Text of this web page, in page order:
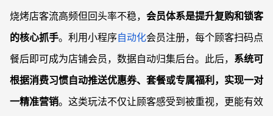
烧烤店客流高频但回头率不稳， 会员体系是提升复购和锁客
的核心抓手。利用小程序自动化会员注册，每个顾客扫码点
餐后即可成为店铺会员，数据自动归集后台。此后， 系统可
根据消费习惯自动推送优惠券、套餐或专属福利，实现一对
一精准营销。这类玩法不仅让顾客感受到被重视，更能有效